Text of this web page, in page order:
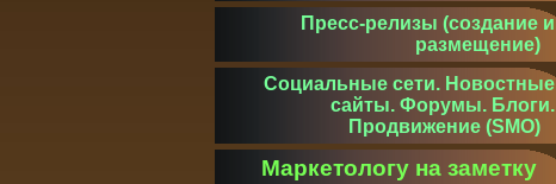
Пресс-релизы (создание и
размещение)
Социальные сети. Новостные
сайты. Форумы. Блоги.
Продвижение (SMO)
Маркетологу на заметку